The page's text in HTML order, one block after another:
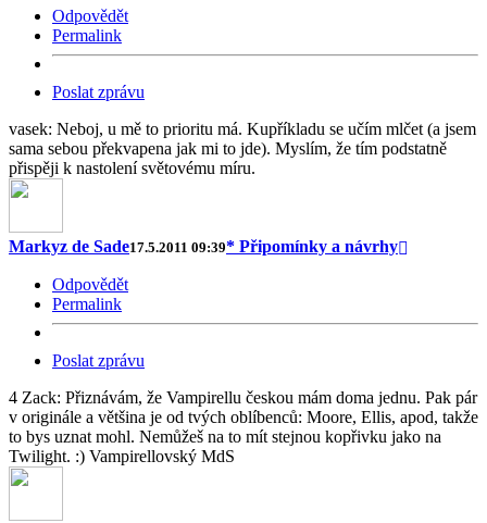
Odpovědět
Permalink
Poslat zprávu
vasek: Neboj, u mě to prioritu má. Kupříkladu se učím mlčet (a jsem
sama sebou překvapena jak mi to jde). Myslím, že tím podstatně
přispěji k nastolení světovému míru.
Markyz de Sade17.5.2011 09:39* Připomínky a návrhy
Odpovědět
Permalink
Poslat zprávu
4 Zack: Přiznávám, že Vampirellu českou mám doma jednu. Pak pár
v originále a většina je od tvých oblíbenců: Moore, Ellis, apod, takže
to bys uznat mohl. Nemůžeš na to mít stejnou kopřivku jako na
Twilight. :) Vampirellovský MdS